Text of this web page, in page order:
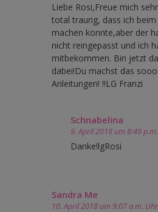
Liebe Rosi,Freue mich
total traurig, dass ich
machen konnte,aber der
nicht reingepasst und ich
mitbekommen. Bin jetzt
dabei!Du machst das
Anleitungen! !!LG Franzi
Schnabelina
9. April 2018 um 8:49
Danke!lgRosi
Sandra Me
10. April 2018 um 9:07 a.m. Uhr